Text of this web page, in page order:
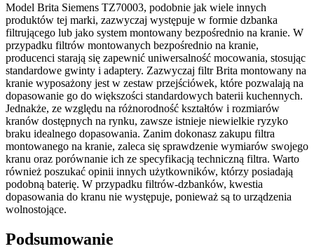
Model Brita Siemens TZ70003, podobnie jak wiele innych
produktów tej marki, zazwyczaj występuje w formie dzbanka
filtrującego lub jako system montowany bezpośrednio na kranie. W
przypadku filtrów montowanych bezpośrednio na kranie,
producenci starają się zapewnić uniwersalność mocowania, stosując
standardowe gwinty i adaptery. Zazwyczaj filtr Brita montowany na
kranie wyposażony jest w zestaw przejściówek, które pozwalają na
dopasowanie go do większości standardowych baterii kuchennych.
Jednakże, ze względu na różnorodność kształtów i rozmiarów
kranów dostępnych na rynku, zawsze istnieje niewielkie ryzyko
braku idealnego dopasowania. Zanim dokonasz zakupu filtra
montowanego na kranie, zaleca się sprawdzenie wymiarów swojego
kranu oraz porównanie ich ze specyfikacją techniczną filtra. Warto
również poszukać opinii innych użytkowników, którzy posiadają
podobną baterię. W przypadku filtrów-dzbanków, kwestia
dopasowania do kranu nie występuje, ponieważ są to urządzenia
wolnostojące.
Podsumowanie